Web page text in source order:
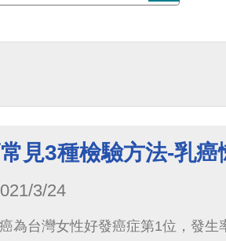
見3種檢驗方法-乳癌
3/24
為台灣女性好發癌症第1位，發生